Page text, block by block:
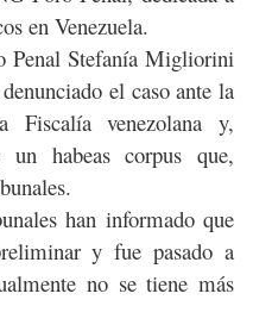
en Venezuela.
Penal Stefanía Migliorini
el caso ante la
venezolana y,
habeas corpus que,
han informado que
y fue pasado a
no se tiene más